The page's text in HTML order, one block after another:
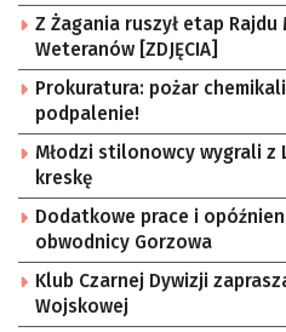
Z Żagania ruszył etap
Weteranów [ZDJĘCIA]
Prokuratura: pożar
podpalenie!
Młodzi stilonowcy wygrali z
kreskę
Dodatkowe prace i
obwodnicy Gorzowa
Klub Czarnej Dywizji
Wojskowej